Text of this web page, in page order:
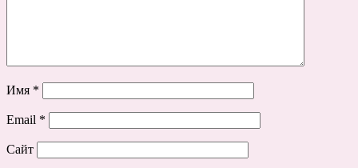
Имя *
Email *
Сайт